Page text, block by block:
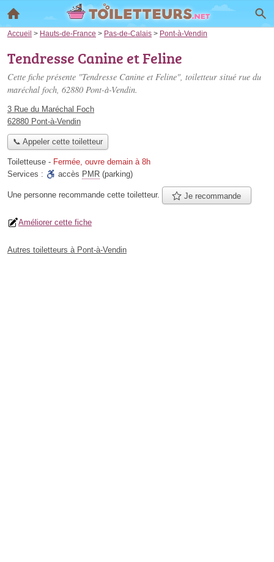
Accueil > Hauts-de-France > Pas-de-Calais > Pont-à-Vendin
Tendresse Canine et Feline
Cette fiche présente "Tendresse Canine et Feline", toiletteur situé rue du
maréchal foch, 62880 Pont-à-Vendin.
3 Rue du Maréchal Foch
62880 Pont-à-Vendin
📞 Appeler cette toiletteur
Toiletteuse - Fermée, ouvre demain à 8h
Services :
accès PMR (parking)
Une personne recommande cette toiletteur. Je recommande
Améliorer cette fiche
Autres toiletteurs à Pont-à-Vendin